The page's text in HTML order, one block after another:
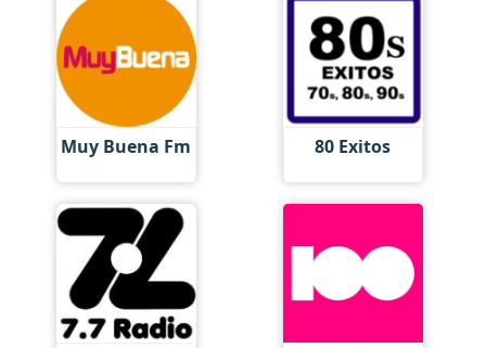
Muy Buena Fm 80 Exitos